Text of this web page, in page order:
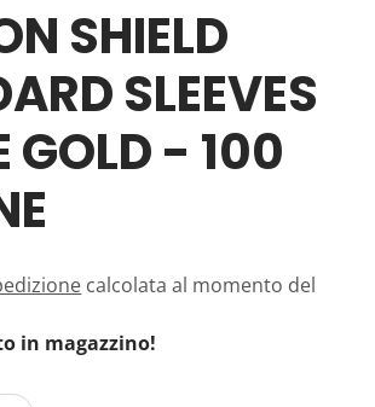
SHIELD
SLEEVES
GOLD - 100
calcolata al momento del
in magazzino!